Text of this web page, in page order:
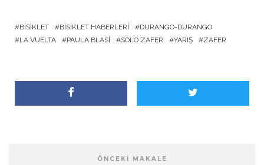
BISIKLET BISIKLET HABERLERI
DURANGO-DURANGO
LA VUELTA
PAULA BLASI SOLO ZAFER YARIŞ ZAFER
ÖNCEKI MAKALE